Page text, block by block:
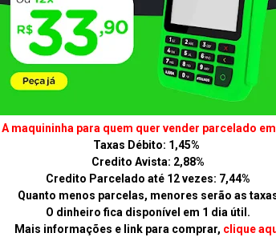
A maquininha para quem quer vender parcelado
Taxas Débito: 1,45%
Credito Avista: 2,88%
Credito Parcelado até 12 vezes: 7,44%
Quanto menos parcelas, menores serão as
O dinheiro fica disponível em 1 dia útil.
Mais informações e link para comprar, clique